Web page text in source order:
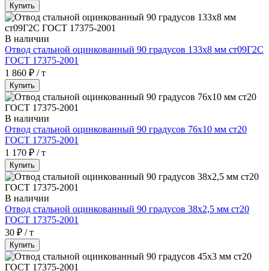
Купить
В наличии
Отвод стальной оцинкованный 90 градусов 133х8 мм ст09Г2С
ГОСТ 17375-2001
1 860 ₽ / т
Купить
В наличии
Отвод стальной оцинкованный 90 градусов 76х10 мм ст20
ГОСТ 17375-2001
1 170 ₽ / т
Купить
В наличии
Отвод стальной оцинкованный 90 градусов 38х2,5 мм ст20
ГОСТ 17375-2001
30 ₽ / т
Купить